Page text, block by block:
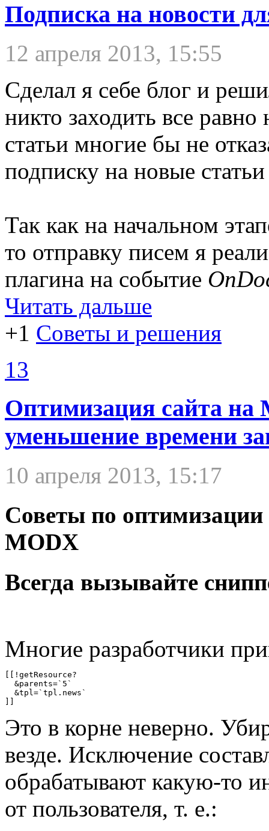
Подписка на новости
12 апреля 2013, 15:55
Сделал я себе блог и
никто заходить все
статьи многие бы не
подписку на новые
Так как на начальном
то отправку писем я
плагина на событие
Читать дальше
+1 Советы и решения
13
Оптимизация сайта
уменьшение времени
10 апреля 2013, 15:17
Советы по
MODX
Всегда вызывайте
Многие разработчики
[[!getResource?
  &parents=`5`
  &tpl=`tpl.news`
Это в корне неверно.
везде. Исключение
обрабатывают какую-то
от пользователя, т. е.: